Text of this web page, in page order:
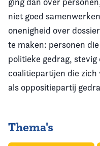
niet goed
onenigheid over
te maken: personen
politieke gedrag,
coalitiepartijen die
als oppositiepartij
Thema's